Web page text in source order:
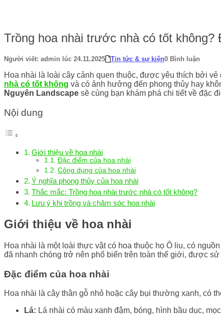
Trồng hoa nhài trước nhà có tốt
Người viết: admin lúc 24.11.2025 Tin tức & sự kiện0 Bình luận
Hoa nhài là loài cây cảnh quen thuộc, được yêu thích bởi
nhà có tốt không và có ảnh hưởng đến phong thủy hay
Nguyên Landscape sẽ cùng bạn khám phá chi tiết về đặc
Nội dung
Giới thiệu về hoa nhài
Đặc điểm của hoa nhài
Công dụng của hoa nhài
Ý nghĩa phong thủy của hoa nhài
Thắc mắc: Trồng hoa nhài trước nhà có tốt không?
Lưu ý khi trồng và chăm sóc hoa nhài
Giới thiệu về hoa nhài
Hoa nhài là một loài thực vật có hoa thuộc họ Ô liu, có
đã nhanh chóng trở nên phổ biến trên toàn thế giới, được
Đặc điểm của hoa nhài
Hoa nhài là cây thân gỗ nhỏ hoặc cây bụi thường xanh, có
Lá: Lá nhài có màu xanh đậm, bóng, hình bầu dục,